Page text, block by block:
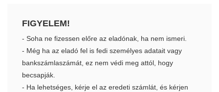
FIGYELEM!
- Soha ne fizessen előre az eladónak, ha nem ismeri.
- Még ha az eladó fel is fedi személyes adatait vagy
bankszámlaszámát, ez nem védi meg attól, hogy
becsapják.
- Ha lehetséges, kérje el az eredeti számlát, és kérjen